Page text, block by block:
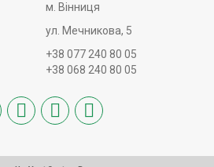
м. Вінниця
ул. Мечникова, 5
+38 077 240 80 05
+38 068 240 80 05